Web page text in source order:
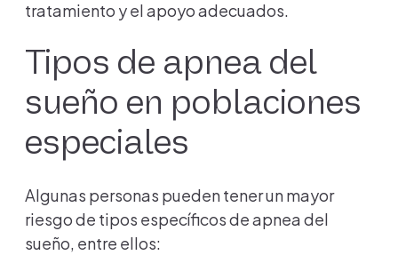
tratamiento y el apoyo adecuados.
Tipos de apnea del
sueño en poblaciones
especiales
Algunas personas pueden tener un mayor
riesgo de tipos específicos de apnea del
sueño, entre ellos: